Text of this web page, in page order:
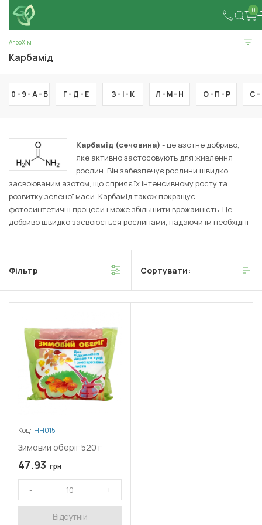
0
АгроХім
Карбамід
0 - 9 -А - Б Г - Д - Е З - І - К Л - М - Н О - П - Р С -
Карбамід (сечовина) - це азотне добриво,
яке активно застосовують для живлення
рослин. Він забезпечує рослини швидко
засвоюваним азотом, що сприяє їх інтенсивному росту та
розвитку зеленої маси. Карбамід також покращує
фотосинтетичні процеси і може збільшити врожайність. Це
добриво швидко засвоюється рослинами, надаючи їм необхідні
може призвести до забруднення навколишнього середовища
Фільтр Сортувати:
Код: НН015
Зимовий оберіг 520 г
47.93 грн
Відсутній